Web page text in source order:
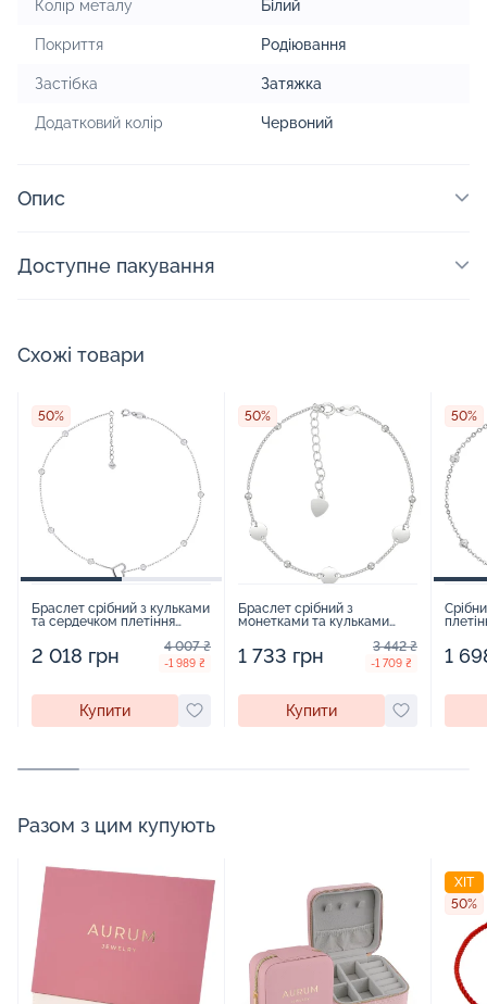
Колір металу Білий
Покриття Родіювання
Застібка Затяжка
Додатковий колір Червоний
Опис
Доступне пакування
Схожі товари
50%
Браслет срібний з кульками
та сердечком плетіння
2 018 грн 4 007 ₴
-1 989 ₴
Купити
50%
Браслет срібний з
монетками та кульками
1 733 грн 3 442 ₴
-1 709 ₴
Купити
50%
1
Разом з цим купують
ХІТ
50%